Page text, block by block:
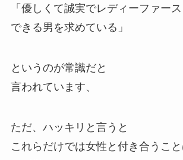
「優しくて誠実でレディーファース
できる男を求めている」
というのが常識だと
言われています、
ただ、ハッキリと言うと
これらだけでは女性と付き合うこ